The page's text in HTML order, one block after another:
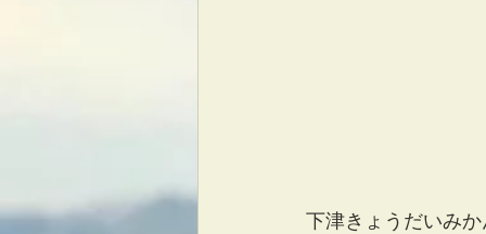
下津きょうだいみ